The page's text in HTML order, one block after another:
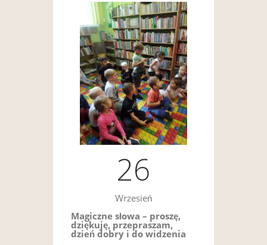
26
Wrzesień
Magiczne słowa – proszę,
dziękuję, przepraszam,
dzień dobry i do widzenia